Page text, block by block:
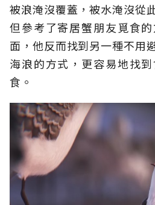
被浪淹沒覆蓋，被水淹沒從
但參考了寄居蟹朋友覓食
面，他反而找到另一種不用
海浪的方式，更容易地找
食。